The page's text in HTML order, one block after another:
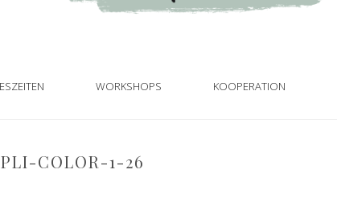
WORKSHOPS KOOPERATION
COLOR-1-26